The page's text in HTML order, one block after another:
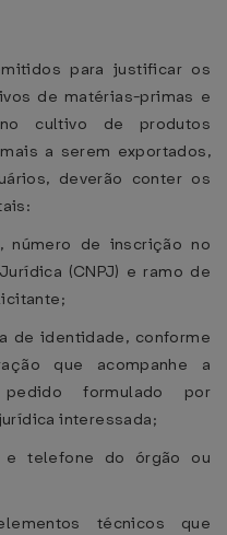
para justificar os
de matérias-primas e
cultivo de produtos
a serem exportados,
deverão conter os
número de inscrição no
(CNPJ) e ramo de
de identidade, conforme
que acompanhe a
formulado por
interessada;
telefone do órgão ou
técnicos que